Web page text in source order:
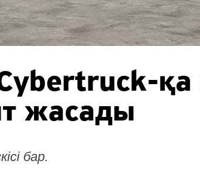
қа
жасады
бар.